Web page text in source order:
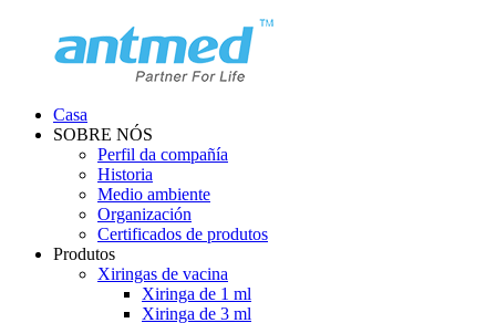
Casa
SOBRE NÓS
Perfil da compañía
Historia
Medio ambiente
Organización
Certificados de produtos
Produtos
Xiringas de vacina
Xiringa de 1 ml
Xiringa de 3 ml